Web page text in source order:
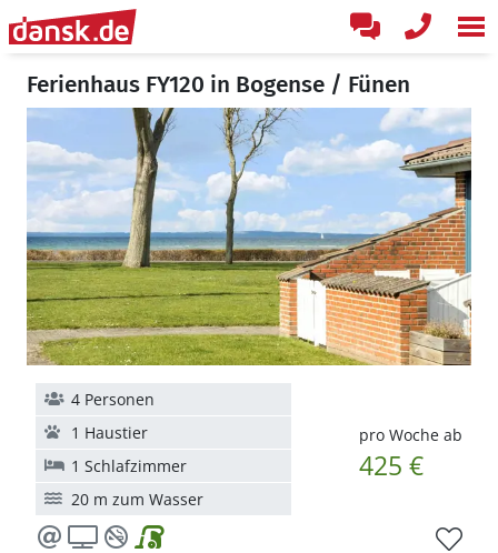
Ferienhaus FY120 in Bogense / Fünen
pro Woche ab
425 €
4 Personen
1 Haustier
1 Schlafzimmer
20 m zum Wasser